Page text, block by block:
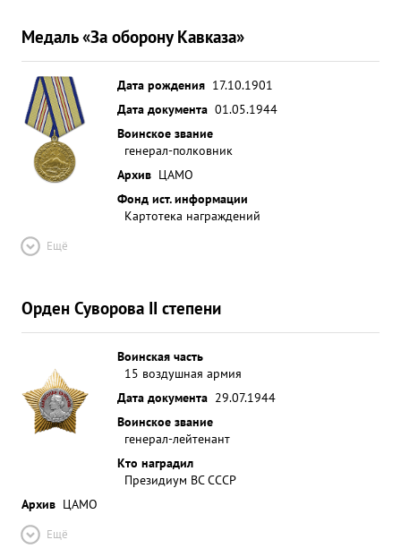
Медаль «За оборону Кавказа»
Дата рождения 17.10.1901
Дата документа 01.05.1944
Воинское звание
генерал-полковник
Архив ЦАМО
Фонд ист. информации
Картотека награждений
Ещё
Орден Суворова II степени
Воинская часть
15 воздушная армия
Дата документа 29.07.1944
Воинское звание
генерал-лейтенант
Кто наградил
Президиум ВС СССР
Архив ЦАМО
Ещё